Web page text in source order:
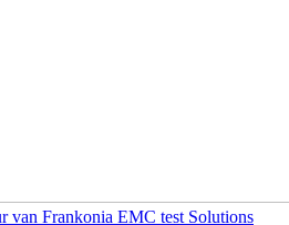
van Frankonia EMC test Solutions